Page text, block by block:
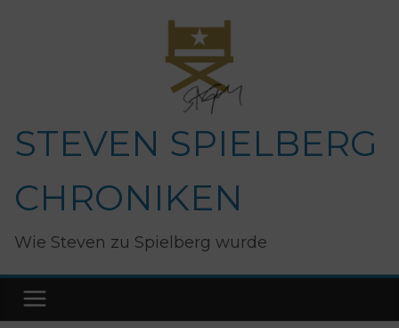
STEVEN SPIELBERG
CHRONIKEN
Wie Steven zu Spielberg wurde